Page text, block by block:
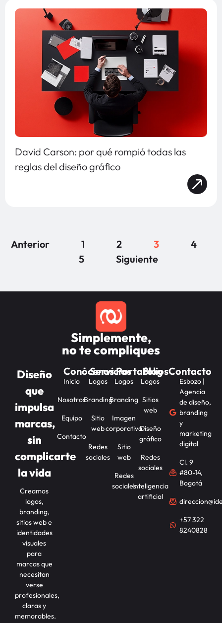
David Carson: por qué rompió todas las
reglas del diseño gráfico
Anterior 1 2 3
4
5
Siguiente
Simplemente,
no te compliques
Diseño
que
impulsa
marcas,
sin
complicarte
la vida
Creamos
logos,
branding,
sitios web e
identidades
visuales
para
marcas que
necesitan
verse
profesionales,
claras y
memorables.
Conócenos
Inicio
Nosotros
Equipo
Contacto
Servicios
Logos
Branding
Sitio
web
Redes
sociales
Portafolios
Logos
Branding
Imagen
corporativa
Sitio
web
Redes
sociales
Blog
Logos
Sitios
web
Diseño
gráfico
Redes
sociales
Inteligencia
artificial
Contacto
Esbozo |
Agencia
de diseño,
branding
y
marketing
digital
Cl. 9
#80-14,
Bogotá
+57 322
8240828